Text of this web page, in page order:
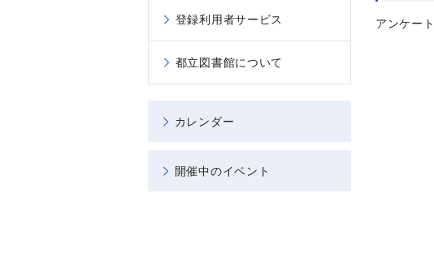
アンケー
登録利用者サービス
都立図書館について
カレンダー
開催中のイベント